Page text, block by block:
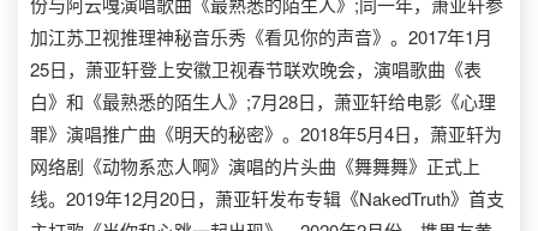
加江苏卫视推理神秘音乐秀《看见你的声音》。2017年1月
25日，萧亚轩登上安徽卫视春节联欢晚会，演唱歌曲《表
白》和《最熟悉的陌生人》;7月28日，萧亚轩给电影《心理
罪》演唱推广曲《明天的秘密》。2018年5月4日，萧亚轩为
网络剧《动物系恋人啊》演唱的片头曲《舞舞舞》正式上
线。2019年12月20日，萧亚轩发布专辑《NakedTruth》首支